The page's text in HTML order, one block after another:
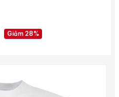
Giảm 28%